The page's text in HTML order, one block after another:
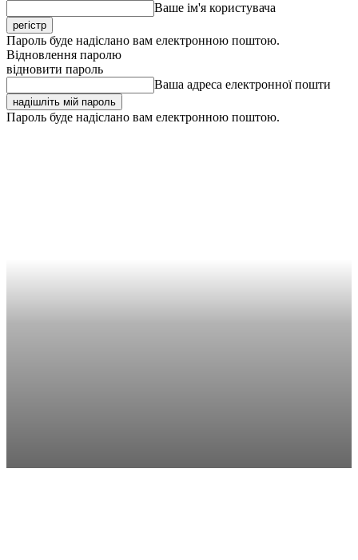
Ваше ім'я користувача
Пароль буде надіслано вам електронною поштою.
Відновлення паролю
відновити пароль
Ваша адреса електронної пошти
Пароль буде надіслано вам електронною поштою.